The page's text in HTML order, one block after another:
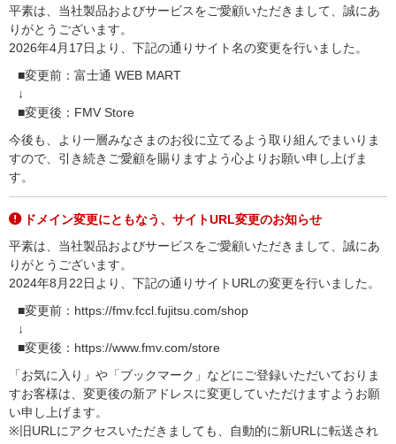
平素は、当社製品およびサービスをご愛顧いただきまして、誠にあ
りがとうございます。
2026年4月17日より、下記の通りサイト名の変更を行いました。
■変更前：富士通 WEB MART
↓
■変更後：FMV Store
今後も、より一層みなさまのお役に立てるよう取り組んでまいりま
すので、引き続きご愛顧を賜りますよう心よりお願い申し上げま
す。
ドメイン変更にともなう、サイトURL変更のお知らせ
平素は、当社製品およびサービスをご愛顧いただきまして、誠にあ
りがとうございます。
2024年8月22日より、下記の通りサイトURLの変更を行いました。
■変更前：https://fmv.fccl.fujitsu.com/shop
↓
■変更後：https://www.fmv.com/store
「お気に入り」や「ブックマーク」などにご登録いただいておりま
すお客様は、変更後の新アドレスに変更していただけますようお願
い申し上げます。
※旧URLにアクセスいただきましても、自動的に新URLに転送され